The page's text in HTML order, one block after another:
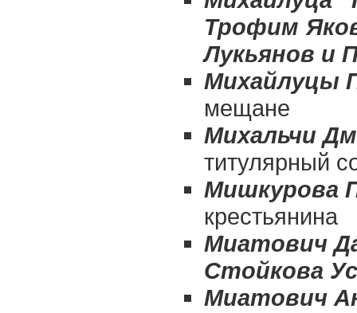
Трофим
Лукьянов и
Михайлуцы
мещане
Михальчи
титулярный
Мишкурова
крестьянина
Миатович
Стойкова
Миатович